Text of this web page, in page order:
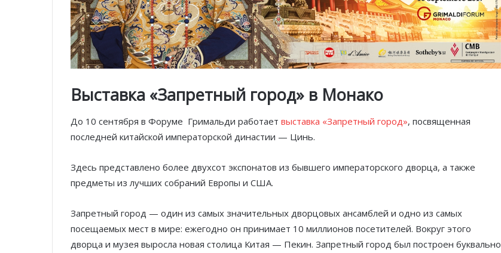
Выставка «Запретный город» в Монако
До 10 сентября в Форуме Гримальди работает выставка «Запретный город», посвященная
последней китайской императорской династии — Цинь.
Здесь представлено более двухсот экспонатов из бывшего императорского дворца, а также
предметы из лучших собраний Европы и США.
Запретный город — один из самых значительных дворцовых ансамблей и одно из самых
посещаемых мест в мире: ежегодно он принимает 10 миллионов посетителей. Вокруг этого
дворца и музея выросла новая столица Китая — Пекин. Запретный город был построен буквально